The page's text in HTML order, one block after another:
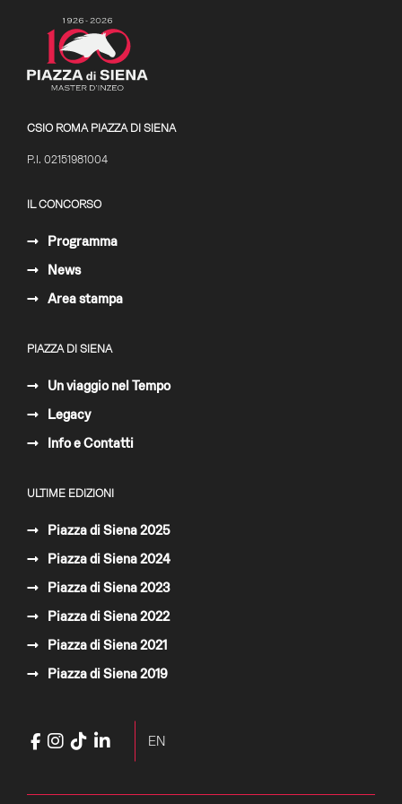
CSIO ROMA PIAZZA DI SIENA
P.I. 02151981004
IL CONCORSO
Programma
News
Area stampa
PIAZZA DI SIENA
Un viaggio nel Tempo
Legacy
Info e Contatti
ULTIME EDIZIONI
Piazza di Siena 2025
Piazza di Siena 2024
Piazza di Siena 2023
Piazza di Siena 2022
Piazza di Siena 2021
Piazza di Siena 2019
Facebook
Instagram
TikTok LinkedIn
YouTube
Seleziona la tua lingua
EN